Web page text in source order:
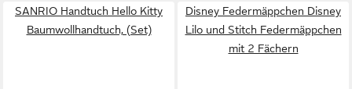
SANRIO Handtuch Hello Kitty
Baumwollhandtuch, (Set)
Disney Federmäppchen Disney
Lilo und Stitch Federmäppchen
mit 2 Fächern